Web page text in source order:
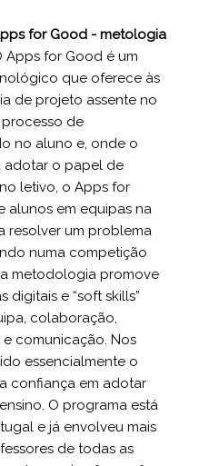
for Good - metologia
Apps for Good é um
que oferece às
de projeto assente no
de
no aluno e, onde o
adotar o papel de
letivo, o Apps for
alunos em equipas na
resolver um problema
numa competição
metodologia promove
e “soft skills”
colaboração,
comunicação. Nos
essencialmente o
confiança em adotar
O programa está
e já envolveu mais
de todas as